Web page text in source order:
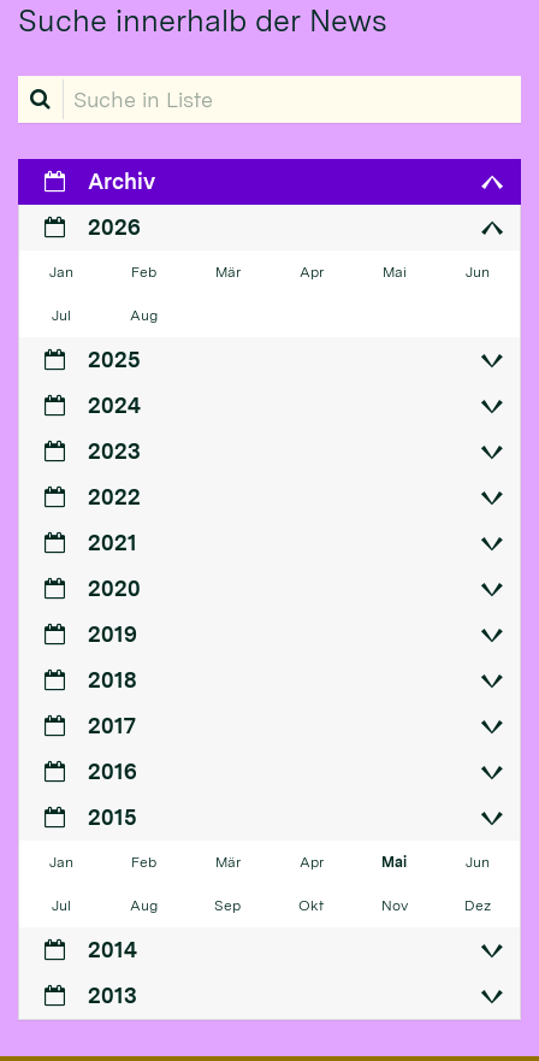
Suche innerhalb der News
Suche in Liste
Archiv
2026
Jan Feb Mär Apr Mai Jun
Jul Aug
2025
2024
2023
2022
2021
2020
2019
2018
2017
2016
2015
Jan Feb Mär Apr Mai Jun
Jul Aug Sep Okt Nov Dez
2014
2013